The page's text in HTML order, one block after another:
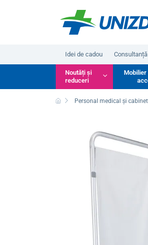
Idei de cadou Consultanță
Noutăți și
reduceri
Mobilier
Personal medical și